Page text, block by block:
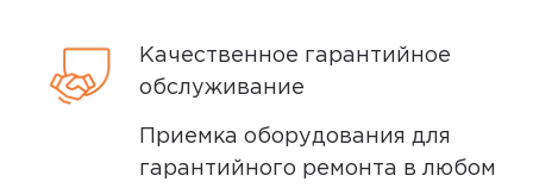
Качественное гарантийное
обслуживание
Приемка оборудования для
гарантийного ремонта в любом